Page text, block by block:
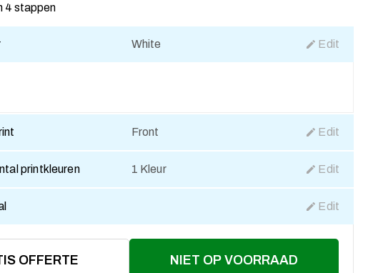
4 stappen
White Edit
Front Edit
printkleuren 1 Kleur Edit
Edit
OFFERTE NIET OP VOORRAAD